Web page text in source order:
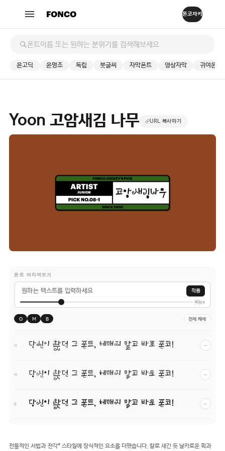
윤고딕 윤명조 독립 붓글씨 자막폰트 영상자막 귀여운
Yoon 고암새김 나무 URL 복사하기
폰트 미리써보기
적용
40px
O M B 전체 해제
O 당신이 찾던 그 폰트, 헤매지 말고 바로 폰코! −
M 당신이 찾던 그 폰트, 헤매지 말고 바로 폰코! −
B 당신이 찾던 그 폰트, 헤매지 말고 바로 폰코! −
전통적인 서법과 전각* 스타일에 장식적인 요소를 더했습니다. 칼로 새긴 듯 날카로운 획과